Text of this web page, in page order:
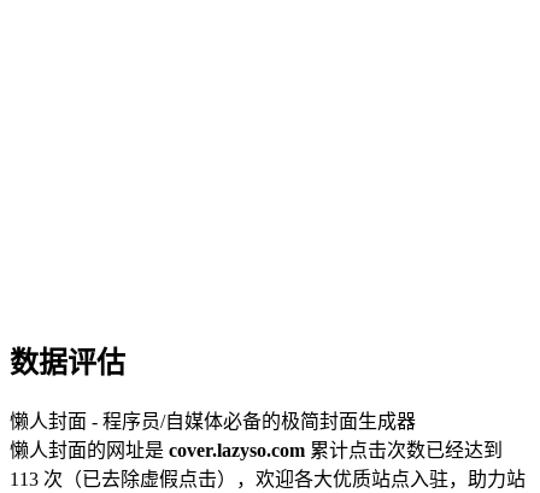
数据评估
懒人封面 - 程序员/自媒体必备的极简封面生成器
懒人封面的网址是 cover.lazyso.com 累计点击次数已经达到
113 次（已去除虚假点击），欢迎各大优质站点入驻，助力站